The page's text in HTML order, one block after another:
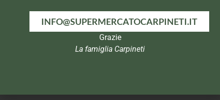
INFO@SUPERMERCATOCARPINETI.IT
Grazie
La famiglia Carpineti